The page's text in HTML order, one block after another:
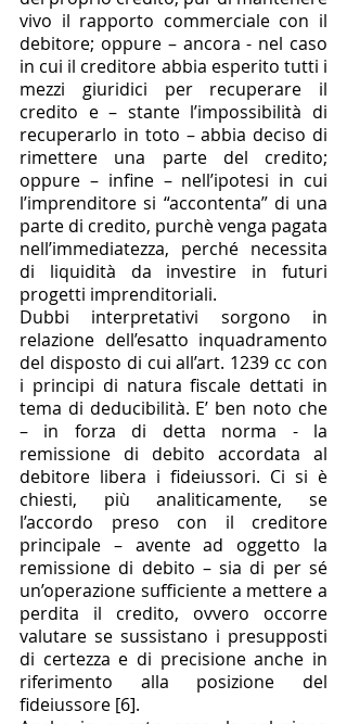
vivo il rapporto commerciale con il
debitore; oppure – ancora - nel caso
in cui il creditore abbia esperito tutti i
mezzi giuridici per recuperare il
credito e – stante l’impossibilità di
recuperarlo in toto – abbia deciso di
rimettere una parte del credito;
oppure – infine – nell’ipotesi in cui
l’imprenditore si “accontenta” di una
parte di credito, purchè venga pagata
nell’immediatezza, perché necessita
di liquidità da investire in futuri
progetti imprenditoriali.
Dubbi interpretativi sorgono in
relazione dell’esatto inquadramento
del disposto di cui all’art. 1239 cc con
i principi di natura fiscale dettati in
tema di deducibilità. E’ ben noto che
– in forza di detta norma - la
remissione di debito accordata al
debitore libera i fideiussori. Ci si è
chiesti, più analiticamente, se
l’accordo preso con il creditore
principale – avente ad oggetto la
remissione di debito – sia di per sé
un’operazione sufficiente a mettere a
perdita il credito, ovvero occorre
valutare se sussistano i presupposti
di certezza e di precisione anche in
riferimento alla posizione del
fideiussore [6].